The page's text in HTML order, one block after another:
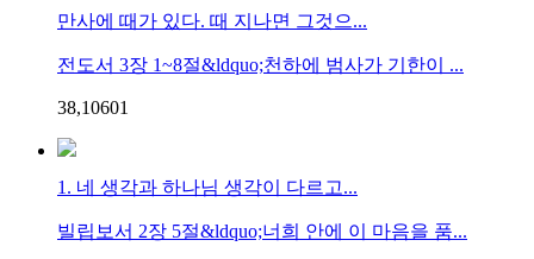
만사에 때가 있다. 때 지나면 그것으...
전도서 3장 1~8절&ldquo;천하에 범사가 기한이 ...
38,10601
1. 네 생각과 하나님 생각이 다르고...
빌립보서 2장 5절&ldquo;너희 안에 이 마음을 품...